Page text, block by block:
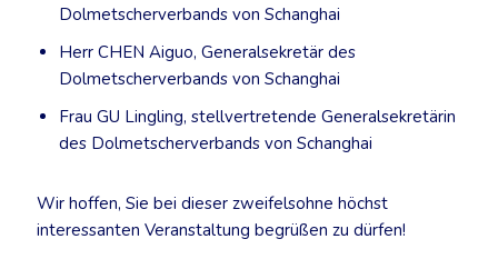
Dolmetscherverbands von Schanghai
Herr CHEN Aiguo, Generalsekretär des
Dolmetscherverbands von Schanghai
Frau GU Lingling, stellvertretende Generalsekretärin
des Dolmetscherverbands von Schanghai
Wir hoffen, Sie bei dieser zweifelsohne höchst
interessanten Veranstaltung begrüßen zu dürfen!